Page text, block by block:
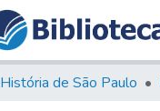
História de São Paulo